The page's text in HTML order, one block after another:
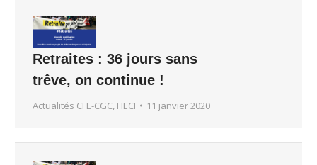
Retraites : 36 jours sans
trêve, on continue !
Actualités CFE-CGC, FIECI 11 janvier 2020